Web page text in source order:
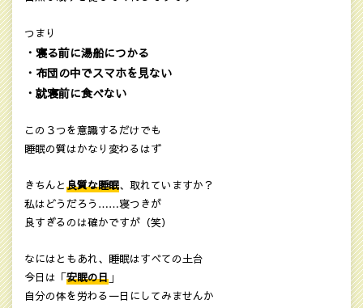
つまり
・寝る前に湯船につかる
・布団の中でスマホを見ない
・就寝前に食べない
この３つを意識するだけでも
睡眠の質はかなり変わるはず
きちんと良質な睡眠、取れていますか？
私はどうだろう……寝つきが
良すぎるのは確かですが（笑）
なにはともあれ、睡眠はすべての土台
今日は「安眠の日 」
自分の体を労わる一日にしてみませんか